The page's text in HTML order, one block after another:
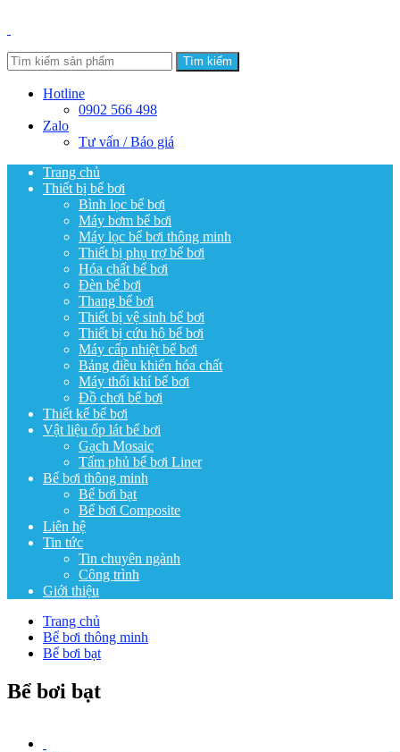
Tìm kiếm
Hotline
0902 566 498
Zalo
Tư vấn / Báo giá
Trang chủ
Thiết bị bể bơi
Bình lọc bể bơi
Máy bơm bể bơi
Máy lọc bể bơi thông minh
Thiết bị phụ trợ bể bơi
Hóa chất bể bơi
Đèn bể bơi
Thang bể bơi
Thiết bị vệ sinh bể bơi
Thiết bị cứu hộ bể bơi
Máy cấp nhiệt bể bơi
Bảng điều khiển hóa chất
Máy thổi khí bể bơi
Đồ chơi bể bơi
Thiết kế bể bơi
Vật liệu ốp lát bể bơi
Gạch Mosaic
Tấm phủ bể bơi Liner
Bể bơi thông minh
Bể bơi bạt
Bể bơi Composite
Liên hệ
Tin tức
Tin chuyên ngành
Công trình
Giới thiệu
Trang chủ
Bể bơi thông minh
Bể bơi bạt
Bể bơi bạt